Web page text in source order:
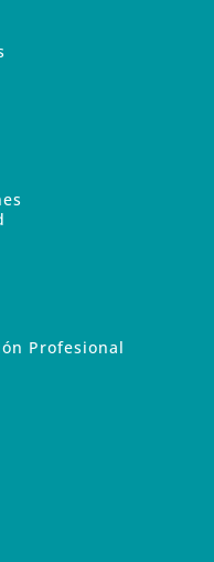
Profesional